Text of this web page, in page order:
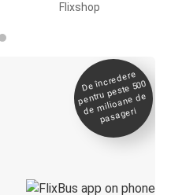
Flixshop
De încredere
pentru peste 500
de
milioane de
pasageri